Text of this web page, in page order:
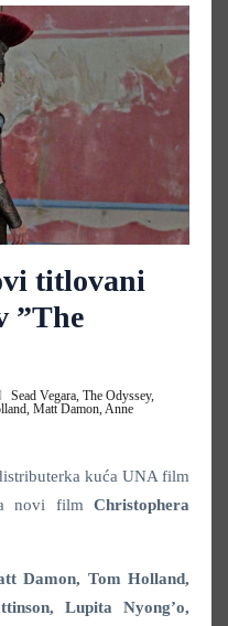
titlovani
”The
Sead Vegara, The Odyssey,
Matt Damon,Anne
kuća UNA film
novi filmChristophera
Damon, Tom Holland,
Lupita Nyong’o,